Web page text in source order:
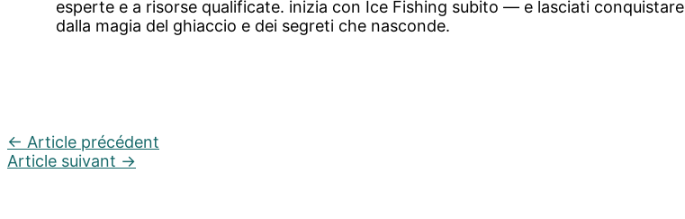
esperte e a risorse qualificate. inizia con Ice Fishing subito — e lasciati conquistare
dalla magia del ghiaccio e dei segreti che nasconde.
← Article précédent
Article suivant →